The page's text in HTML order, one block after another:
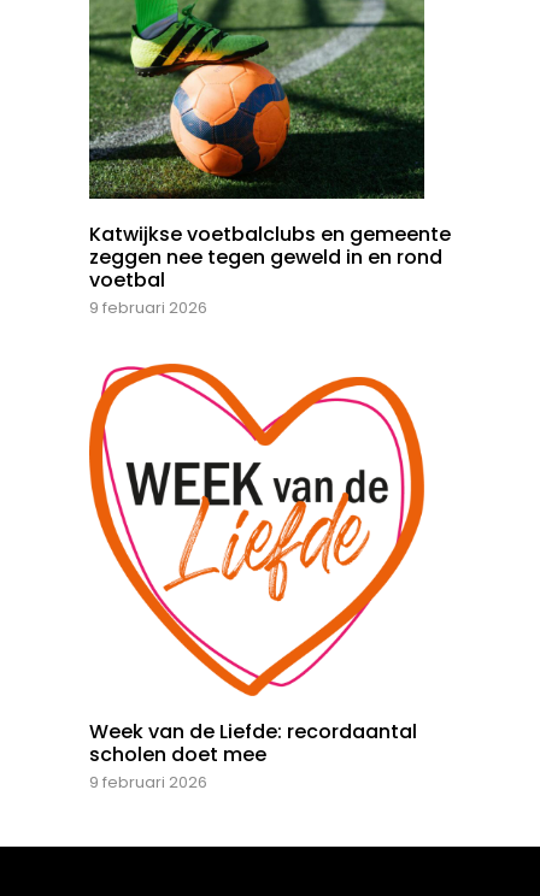
Katwijkse voetbalclubs en gemeente
zeggen nee tegen geweld in en rond
voetbal
9 februari 2026
Week van de Liefde: recordaantal
scholen doet mee
9 februari 2026